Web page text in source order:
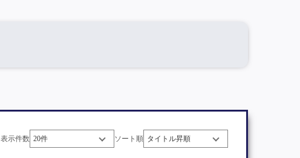
表示件数 ソート順